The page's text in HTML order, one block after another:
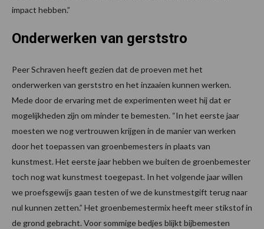
impact hebben.”
Onderwerken van gerststro
Peer Schraven heeft gezien dat de proeven met het
onderwerken van gerststro en het inzaaien kunnen werken.
Mede door de ervaring met de experimenten weet hij dat er
mogelijkheden zijn om minder te bemesten. “In het eerste jaar
moesten we nog vertrouwen krijgen in de manier van werken
door het toepassen van groenbemesters in plaats van
kunstmest. Het eerste jaar hebben we buiten de groenbemester
toch nog wat kunstmest toegepast. In het volgende jaar willen
we proefsgewijs gaan testen of we de kunstmestgift terug naar
nul kunnen zetten.” Het groenbemestermix heeft meer stikstof in
de grond gebracht. Voor sommige bedjes blijkt bijbemesten